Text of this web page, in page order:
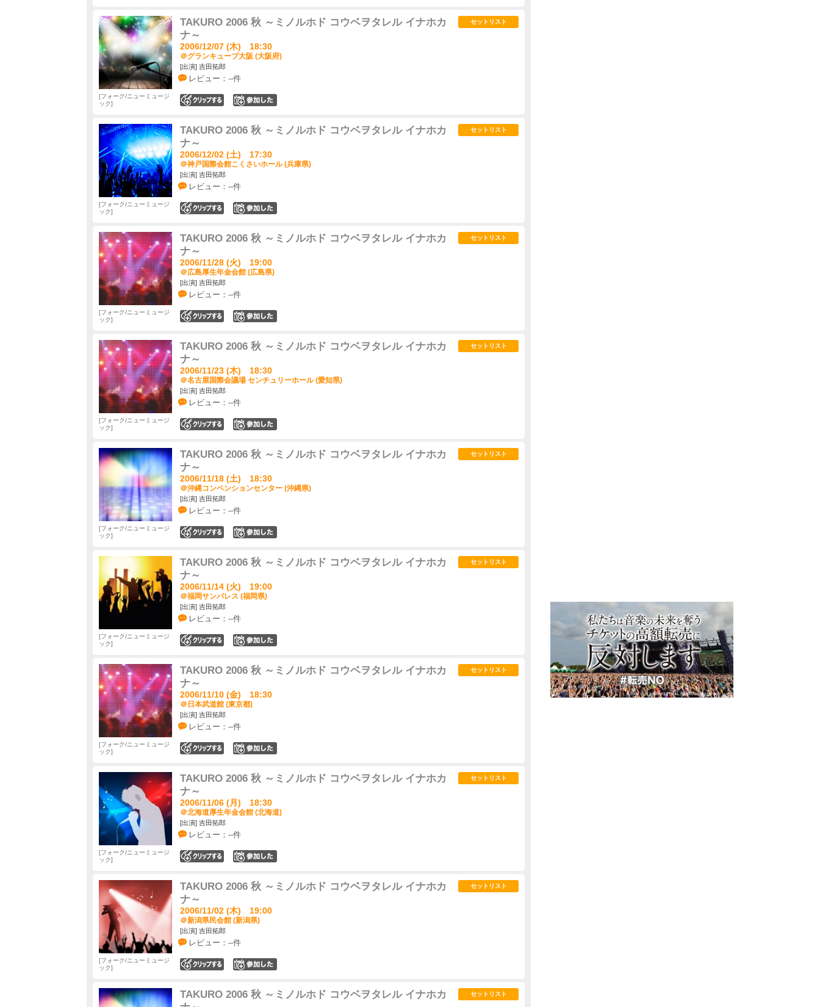
TAKURO 2006 秋 ～ミノルホド コウベヲタレル イナホカ
ナ～
2006/12/07 (木) 18:30
＠グランキューブ大阪 (大阪府)
[出演] 吉田拓郎
レビュー：--件
セットリスト
フォーク/ニューミュージ
ック
TAKURO 2006 秋 ～ミノルホド コウベヲタレル イナホカ
ナ～
2006/12/02 (土) 17:30
＠神戸国際会館こくさいホール (兵庫県)
[出演] 吉田拓郎
レビュー：--件
セットリスト
フォーク/ニューミュージ
ック
TAKURO 2006 秋 ～ミノルホド コウベヲタレル イナホカ
ナ～
2006/11/28 (火) 19:00
＠広島厚生年金会館 (広島県)
[出演] 吉田拓郎
レビュー：--件
セットリスト
フォーク/ニューミュージ
ック
TAKURO 2006 秋 ～ミノルホド コウベヲタレル イナホカ
ナ～
2006/11/23 (木) 18:30
＠名古屋国際会議場 センチュリーホール (愛知県)
[出演] 吉田拓郎
レビュー：--件
セットリスト
フォーク/ニューミュージ
ック
TAKURO 2006 秋 ～ミノルホド コウベヲタレル イナホカ
ナ～
2006/11/18 (土) 18:30
＠沖縄コンベンションセンター (沖縄県)
[出演] 吉田拓郎
レビュー：--件
セットリスト
フォーク/ニューミュージ
ック
TAKURO 2006 秋 ～ミノルホド コウベヲタレル イナホカ
ナ～
2006/11/14 (火) 19:00
＠福岡サンパレス (福岡県)
[出演] 吉田拓郎
レビュー：--件
セットリスト
フォーク/ニューミュージ
ック
TAKURO 2006 秋 ～ミノルホド コウベヲタレル イナホカ
ナ～
2006/11/10 (金) 18:30
＠日本武道館 (東京都)
[出演] 吉田拓郎
レビュー：--件
セットリスト
フォーク/ニューミュージ
ック
TAKURO 2006 秋 ～ミノルホド コウベヲタレル イナホカ
ナ～
2006/11/06 (月) 18:30
＠北海道厚生年金会館 (北海道)
[出演] 吉田拓郎
レビュー：--件
セットリスト
フォーク/ニューミュージ
ック
TAKURO 2006 秋 ～ミノルホド コウベヲタレル イナホカ
ナ～
2006/11/02 (木) 19:00
＠新潟県民会館 (新潟県)
[出演] 吉田拓郎
レビュー：--件
セットリスト
フォーク/ニューミュージ
ック
TAKURO 2006 秋 ～ミノルホド コウベヲタレル イナホカ
セットリスト